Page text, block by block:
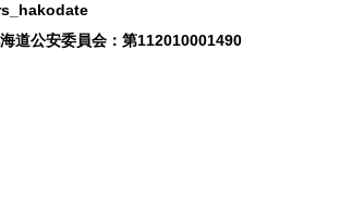
道公安委員会：第112010001490